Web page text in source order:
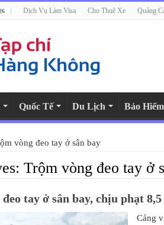
Dịch Vụ Làm Visa Cho Thuê Xe Quảng
Quốc Tế Du Lịch Bảo Hiểm
vòng đeo tay ở sân bay
Trộm vòng đeo tay ở
tay ở sân bay, chịu phạt
Cảng